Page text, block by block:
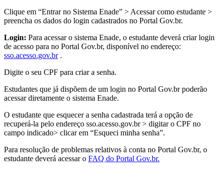
Clique em “Entrar no Sistema Enade” > Acessar como estudante >
preencha os dados do login cadastrados no Portal Gov.br.
Login: Para acessar o sistema Enade, o estudante deverá criar login
de acesso para no Portal Gov.br, disponível no endereço:
sso.acesso.gov.br.
Digite o seu CPF para criar a senha.
Estudantes que já dispõem de um login no Portal Gov.br poderão
acessar diretamente o sistema Enade.
O estudante que esquecer a senha cadastrada terá a opção de
recuperá-la pelo endereço sso.acesso.gov.br > digitar o CPF no
campo indicado> clicar em “Esqueci minha senha”.
Para resolução de problemas relativos à conta no Portal Gov.br, o
estudante deverá acessar o FAQ do Portal Gov.br.